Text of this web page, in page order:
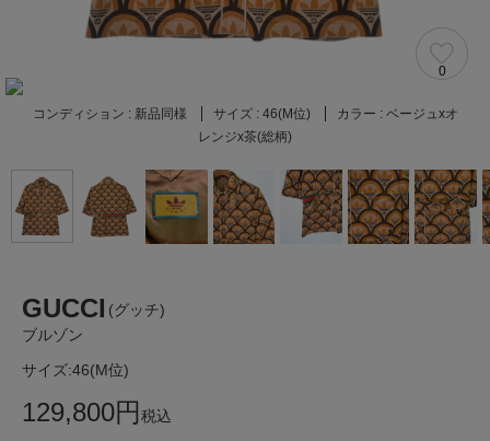
0
コンディション : 新品同様 サイズ : 46(M位) カラー : ベージュxオ
レンジx茶(総柄)
GUCCI (グッチ)
ブルゾン
サイズ:46(M位)
129,800円税込